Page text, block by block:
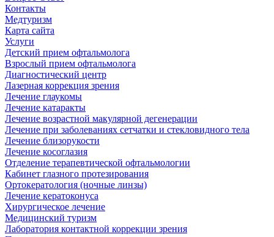
Контакты
Медтуризм
Карта сайта
Услуги
Детский прием офтальмолога
Взрослый прием офтальмолога
Диагностический центр
Лазерная коррекция зрения
Лечение глаукомы
Лечение катаракты
Лечение возрастной макулярной дегенерации
Лечение при заболеваниях сетчатки и стекловидного тела
Лечение близорукости
Лечение косоглазия
Отделение терапевтической офтальмологии
Кабинет глазного протезирования
Ортокератология (ночные линзы)
Лечение кератоконуса
Хирургическое лечение
Медицинский туризм
Лаборатория контактной коррекции зрения